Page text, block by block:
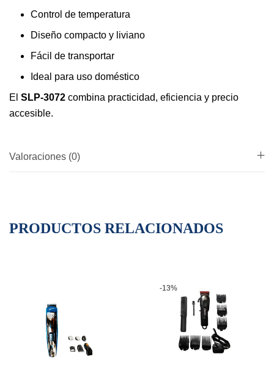
Control de temperatura
Diseño compacto y liviano
Fácil de transportar
Ideal para uso doméstico
El SLP-3072 combina practicidad, eficiencia y precio
accesible.
Valoraciones (0)
PRODUCTOS RELACIONADOS
-13%